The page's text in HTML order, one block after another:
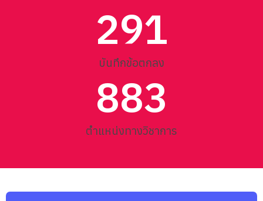
บันทึกข้อตกลง
291
ตำแหน่งทางวิชาการ
883